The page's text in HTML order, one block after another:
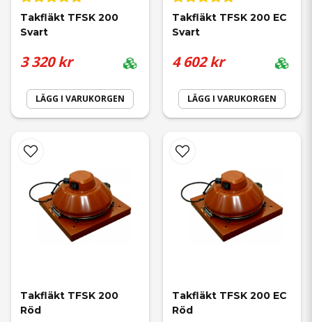
Takfläkt TFSK 200
Svart
3 320 kr
LÄGG I VARUKORGEN
Takfläkt TFSK 200 EC
Svart
4 602 kr
LÄGG I VARUKORGEN
Takfläkt TFSK 200
Röd
Takfläkt TFSK 200 EC
Röd